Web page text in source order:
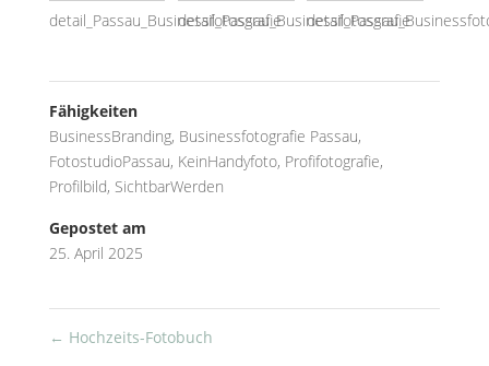
detail_Passau_Businessfotosgrafiedetail_Passau_Businessfotosgrafie
Fähigkeiten
BusinessBranding, Businessfotografie Passau,
FotostudioPassau, KeinHandyfoto, Profifotografie,
Profilbild, SichtbarWerden
Gepostet am
25. April 2025
← Hochzeits-Fotobuch